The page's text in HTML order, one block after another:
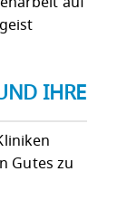
IHRE
Gutes zu